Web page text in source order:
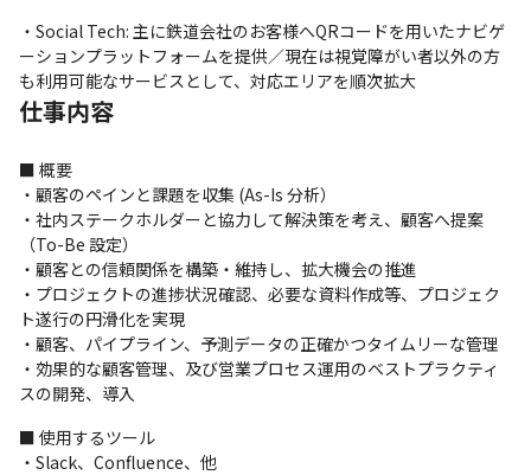
・Social Tech: 主に鉄道会社のお客様へQRコードを用いたナビゲ
ーションプラットフォームを提供／現在は視覚障がい者以外の方
も利用可能なサービスとして、対応エリアを順次拡大
仕事内容
■ 概要
・顧客のペインと課題を収集 (As-Is 分析）
・社内ステークホルダーと協力して解決策を考え、顧客へ提案
（To-Be 設定）
・顧客との信頼関係を構築・維持し、拡大機会の推進
・プロジェクトの進捗状況確認、必要な資料作成等、プロジェク
ト遂行の円滑化を実現
・顧客、パイプライン、予測データの正確かつタイムリーな管理
・効果的な顧客管理、及び営業プロセス運用のベストプラクティ
スの開発、導入
■ 使用するツール
・Slack、Confluence、他